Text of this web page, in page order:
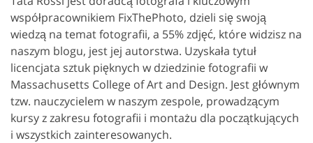
współpracownikiem FixThePhoto, dzieli się swoją
wiedzą na temat fotografii, a 55% zdjęć, które widzisz na
naszym blogu, jest jej autorstwa. Uzyskała tytuł
licencjata sztuk pięknych w dziedzinie fotografii w
Massachusetts College of Art and Design. Jest głównym
tzw. nauczycielem w naszym zespole, prowadzącym
kursy z zakresu fotografii i montażu dla początkujących
i wszystkich zainteresowanych.